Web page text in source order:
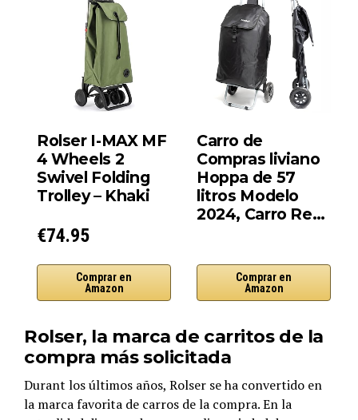
Rolser I-MAX MF
4 Wheels 2
Swivel Folding
Trolley – Khaki
€74.95
Comprar en
Amazon
Carro de
Compras liviano
Hoppa de 57
litros Modelo
2024, Carro Re…
Comprar en
Amazon
Rolser, la marca de carritos de la
compra más solicitada
Durant los últimos años, Rolser se ha convertido en
la marca favorita de carros de la compra. En la